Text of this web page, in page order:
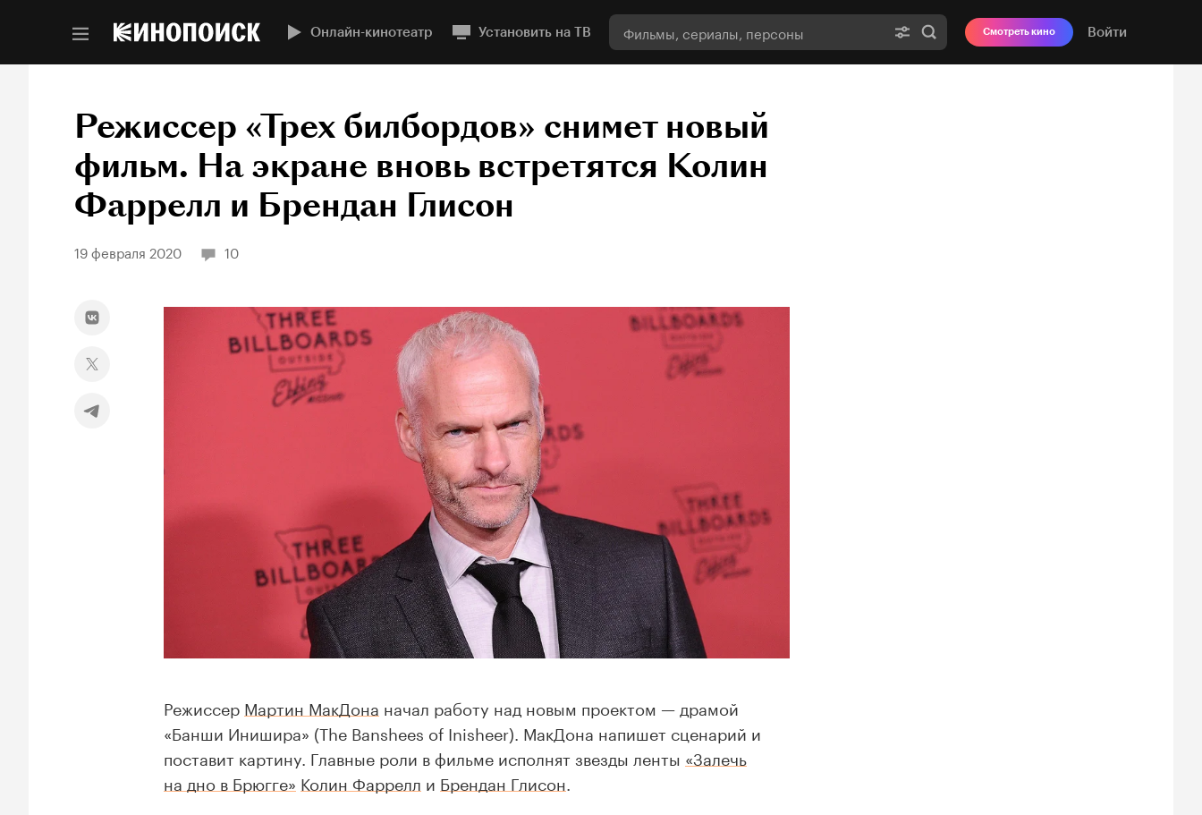
Онлайн-кинотеатр Установить на ТВ Смотреть кино Войти
Режиссер «Трех билбордов» снимет новый
фильм. На экране вновь встретятся Колин
Фаррелл и Брендан Глисон
19 февраля 2020 10
Режиссер Мартин МакДона начал работу над новым проектом — драмой
«Банши Инишира» (The Banshees of Inisheer). МакДона напишет сценарий и
поставит картину. Главные роли в фильме исполнят звезды ленты «Залечь
на дно в Брюгге» Колин Фаррелл и Брендан Глисон